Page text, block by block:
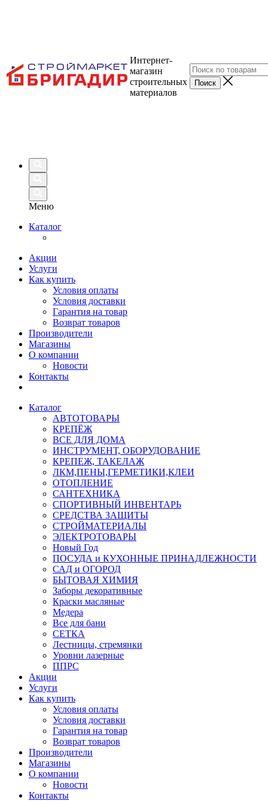
Интернет-
магазин
строительных
материалов
Меню
Каталог
Акции
Услуги
Как купить
Условия оплаты
Условия доставки
Гарантия на товар
Возврат товаров
Производители
Магазины
О компании
Новости
Контакты
Каталог
АВТОТОВАРЫ
КРЕПЁЖ
ВСЕ ДЛЯ ДОМА
ИНСТРУМЕНТ, ОБОРУДОВАНИЕ
КРЕПЕЖ, ТАКЕЛАЖ
ЛКМ,ПЕНЫ,ГЕРМЕТИКИ,КЛЕИ
ОТОПЛЕНИЕ
САНТЕХНИКА
СПОРТИВНЫЙ ИНВЕНТАРЬ
СРЕДСТВА ЗАЩИТЫ
СТРОЙМАТЕРИАЛЫ
ЭЛЕКТРОТОВАРЫ
Новый Год
ПОСУДА и КУХОННЫЕ ПРИНАДЛЕЖНОСТИ
САД и ОГОРОД
БЫТОВАЯ ХИМИЯ
Заборы декоративные
Краски масляные
Медера
Все для бани
СЕТКА
Лестницы, стремянки
Уровни лазерные
ППРС
Акции
Услуги
Как купить
Условия оплаты
Условия доставки
Гарантия на товар
Возврат товаров
Производители
Магазины
О компании
Новости
Контакты